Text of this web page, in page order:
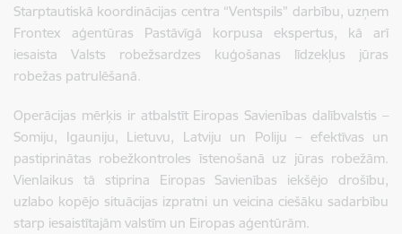
Starptautiskā koordinācijas centra “Ventspils” darbību, uzņem
Frontex aģentūras Pastāvīgā korpusa ekspertus, kā arī
iesaista Valsts robežsardzes kuģošanas līdzekļus jūras
robežas patrulēšanā.
Operācijas mērķis ir atbalstīt Eiropas Savienības dalībvalstis –
Somiju, Igauniju, Lietuvu, Latviju un Poliju – efektīvas un
pastiprinātas robežkontroles īstenošanā uz jūras robežām.
Vienlaikus tā stiprina Eiropas Savienības iekšējo drošību,
uzlabo kopējo situācijas izpratni un veicina ciešāku sadarbību
starp iesaistītajām valstīm un Eiropas aģentūrām.